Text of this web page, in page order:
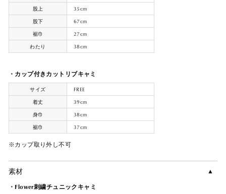
股上
35cm
股下
67cm
裾巾
27cm
わたり
38cm
・カップ付きカットリブキャミ
サイズ
FREE
着丈
39cm
身巾
38cm
裾巾
37cm
※カップ取り外し不可
素材
・Flower刺繍チュニックキャミ